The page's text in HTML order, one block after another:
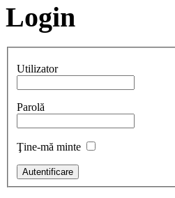
Login
Utilizator
Parolă
Ţine-mă minte